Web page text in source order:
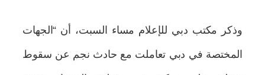
وذكر مكتب دبي للإعلام مساء السبت، أن “الجهات
المختصة في دبي تعاملت مع حادث نجم عن سقوط